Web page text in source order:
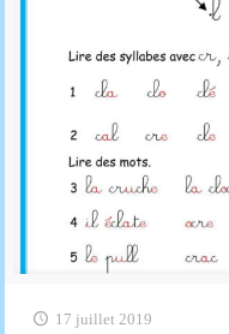
17 juillet 2019